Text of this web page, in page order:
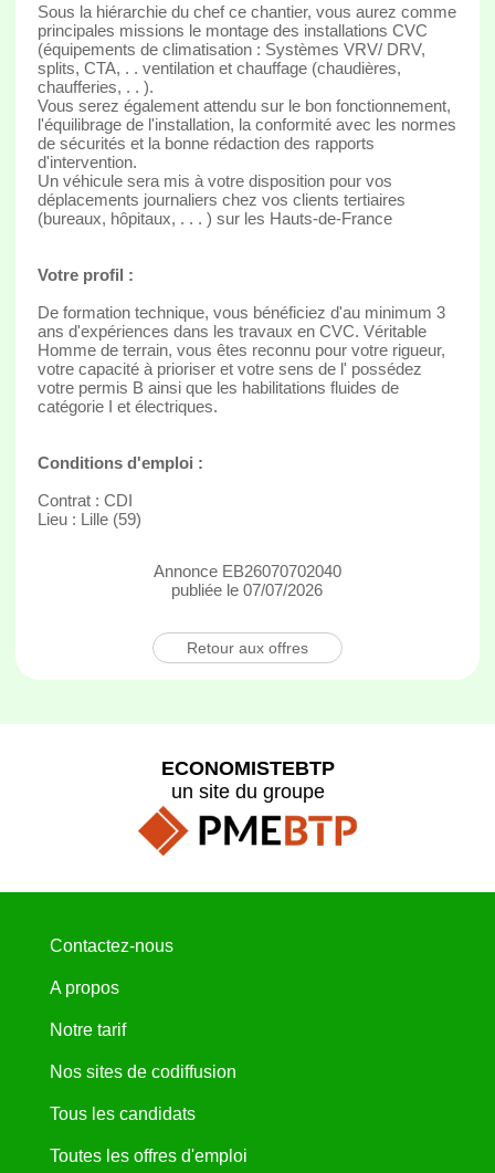
Sous la hiérarchie du chef ce chantier, vous aurez comme
principales missions le montage des installations CVC
(équipements de climatisation : Systèmes VRV/ DRV,
splits, CTA, . . ventilation et chauffage (chaudières,
chaufferies, . . ).
Vous serez également attendu sur le bon fonctionnement,
l'équilibrage de l'installation, la conformité avec les normes
de sécurités et la bonne rédaction des rapports
d'intervention.
Un véhicule sera mis à votre disposition pour vos
déplacements journaliers chez vos clients tertiaires
(bureaux, hôpitaux, . . . ) sur les Hauts-de-France
Votre profil :
De formation technique, vous bénéficiez d'au minimum 3
ans d'expériences dans les travaux en CVC. Véritable
Homme de terrain, vous êtes reconnu pour votre rigueur,
votre capacité à prioriser et votre sens de l' possédez
votre permis B ainsi que les habilitations fluides de
catégorie I et électriques.
Conditions d'emploi :
Contrat : CDI
Lieu : Lille (59)
Annonce EB26070702040
publiée le 07/07/2026
Retour aux offres
ECONOMISTEBTP
un site du groupe
Contactez-nous
A propos
Notre tarif
Nos sites de codiffusion
Tous les candidats
Toutes les offres d'emploi